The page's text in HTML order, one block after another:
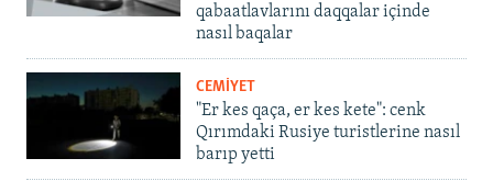
qabaatlavlarını daqqalar içinde
nasıl baqalar
CEMİYET
"Er kes qaça, er kes kete": cenk
Qırımdaki Rusiye turistlerine nasıl
barıp yetti